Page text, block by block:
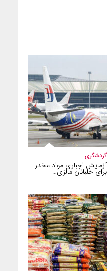
گردشگری
آزمایش اجباری مواد مخدر
برای خلبانان مالزی…